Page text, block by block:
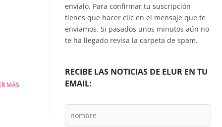
MÁS
envíalo. Para confirmar tu suscripción
tienes que hacer clic en el mensaje que te
enviamos. Si pasados unos minutos aún no
te ha llegado revisa la carpeta de spam.
RECIBE LAS NOTICIAS DE ELUR EN TU
EMAIL: